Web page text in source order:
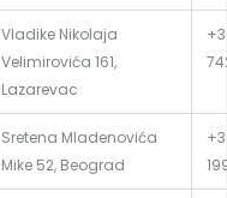
Vladike Nikolaja
Velimirovića 161,
Lazarevac
Sretena Mladenovića
Mike 52, Beograd